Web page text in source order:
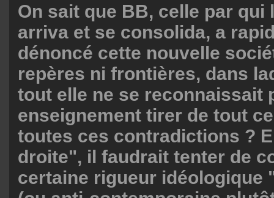
On sait que BB, celle par qui
arriva et se consolida, a
dénoncé cette nouvelle
repères ni frontières, dans
tout elle ne se reconnaissait
enseignement tirer de tout
toutes ces contradictions ?
droite", il faudrait tenter de
certaine rigueur idéologique